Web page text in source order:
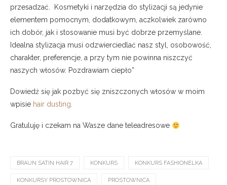
przesadzać. Kosmetyki i narzędzia do stylizacji są jedynie
elementem pomocnym, dodatkowym, aczkolwiek zarówno
ich dobór, jak i stosowanie musi być dobrze przemyślane.
Idealna stylizacja musi odzwierciedlać nasz styl, osobowość,
charakter, preferencje, a przy tym nie powinna niszczyć
naszych włosów. Pozdrawiam ciepło”
Dowiedź się jak pozbyć się zniszczonych włosów w moim
wpisie hair dusting.
Gratuluję i czekam na Wasze dane teleadresowe
BRAUN SATIN HAIR 7 KONKURS KONKURS FASHIONELKA
KONKURSY PROSTOWNICA PROSTOWNICA